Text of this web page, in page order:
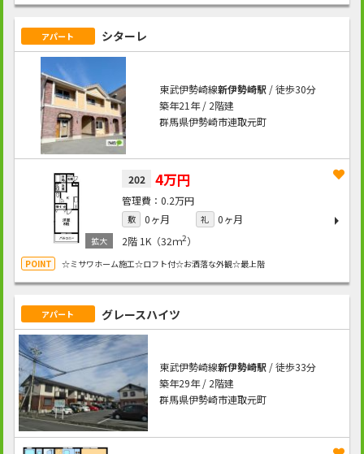
アパート シターレ
東武伊勢崎線新伊勢崎駅/ 徒歩30分
築年21年 / 2階建
群馬県伊勢崎市連取元町
202 4万円
0.2万円
敷 0ヶ月 礼
0ヶ月
2階 1K（32ｍ2）
☆ミサワホーム施工☆ロフト付☆お洒落な外観☆最上階
アパート グレースハイツ
東武伊勢崎線新伊勢崎駅/ 徒歩33分
築年29年 / 2階建
群馬県伊勢崎市連取元町